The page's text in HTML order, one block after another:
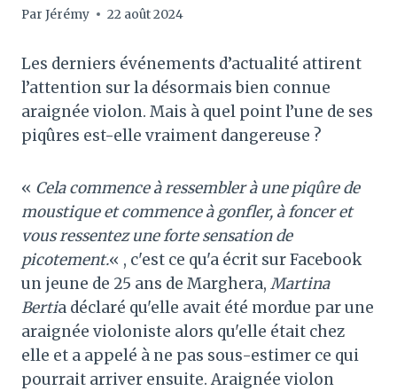
Par Jérémy 22 août 2024
Les derniers événements d’actualité attirent
l’attention sur la désormais bien connue
araignée violon. Mais à quel point l’une de ses
piqûres est-elle vraiment dangereuse ?
« Cela commence à ressembler à une piqûre de
moustique et commence à gonfler, à foncer et
vous ressentez une forte sensation de
picotement.« , c'est ce qu'a écrit sur Facebook
un jeune de 25 ans de Marghera, Martina
Bertia déclaré qu'elle avait été mordue par une
araignée violoniste alors qu'elle était chez
elle et a appelé à ne pas sous-estimer ce qui
pourrait arriver ensuite. Araignée violon